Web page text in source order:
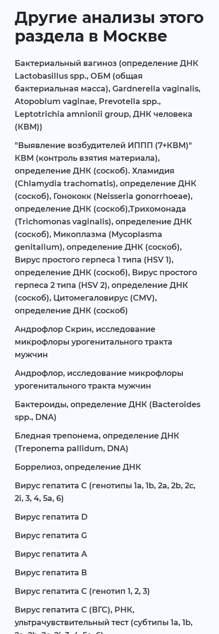
Другие анализы этого
раздела в Москве
Бактериальный вагиноз (определение ДНК
Lactobasillus spp., ОБМ (общая
бактериальная масса), Gardnerella vaginalis,
Atopobium vaginae, Prevotella spp.,
Leptotrichia amnionii group, ДНК человека
(КВМ))
"Выявление возбудителей ИППП (7+КВМ)"
КВМ (контроль взятия материала),
определение ДНК (соскоб). Хламидия
(Chlamydia trachomatis), определение ДНК
(соскоб), Гонококк (Neisseria gonorrhoeae),
определение ДНК (соскоб),Трихомонада
(Trichomonas vaginalis), определение ДНК
(соскоб), Микоплазма (Mycoplasma
genitalium), определение ДНК (соскоб),
Вирус простого герпеса 1 типа (HSV 1),
определение ДНК (соскоб), Вирус простого
герпеса 2 типа (HSV 2), определение ДНК
(соскоб), Цитомегаловирус (CMV),
определение ДНК (соскоб)
Андрофлор Скрин, исследование
микрофлоры урогенитального тракта
мужчин
Андрофлор, исследование микрофлоры
урогенитального тракта мужчин
Бактероиды, определение ДНК (Bacteroides
spp., DNA)
Бледная трепонема, определение ДНК
(Treponema pallidum, DNA)
Боррелиоз, определение ДНК
Вирус гепатита C (генотипы 1а, 1b, 2a, 2b, 2c,
2i, 3, 4, 5a, 6)
Вирус гепатита D
Вирус гепатита G
Вирус гепатита А
Вирус гепатита В
Вирус гепатита С (генотип 1, 2, 3)
Вирус гепатита С (ВГС), РНК,
ультрачувствительный тест (субтипы 1a, 1b,